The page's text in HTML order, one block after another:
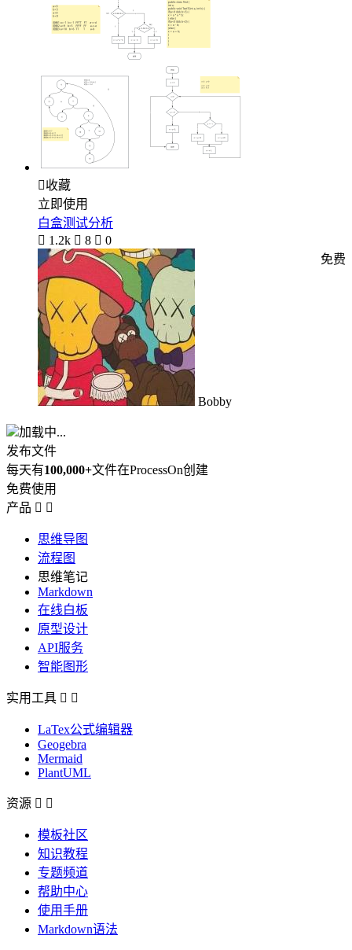
收藏
立即使用
白盒测试分析
 1.2k  8  0
Bobby
免费
加载中...
发布文件
每天有100,000+文件在ProcessOn创建
免费使用
产品  
思维导图
流程图
思维笔记
Markdown
在线白板
原型设计
API服务
智能图形
实用工具  
LaTex公式编辑器
Geogebra
Mermaid
PlantUML
资源  
模板社区
知识教程
专题频道
帮助中心
使用手册
Markdown语法